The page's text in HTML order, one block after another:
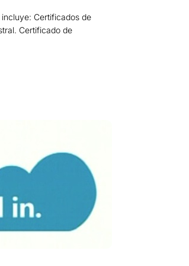
Certificados de
Certificado de